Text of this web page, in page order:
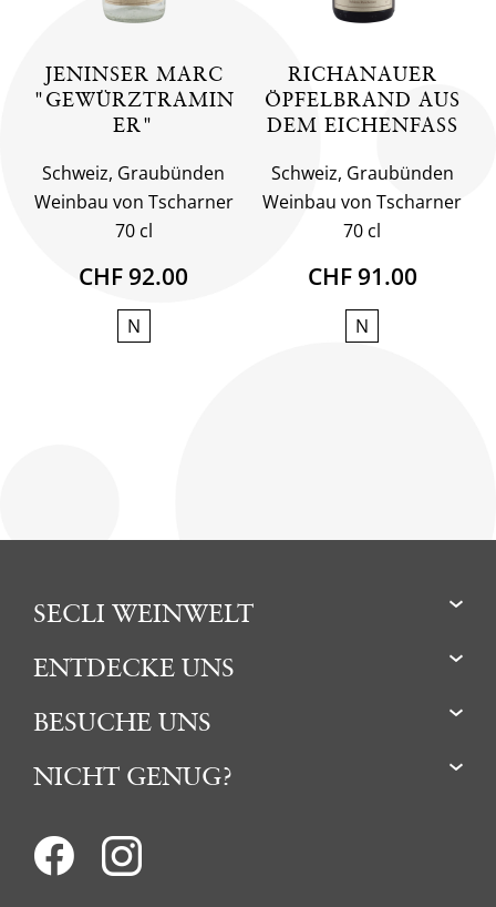
JENINSER MARC
"GEWÜRZTRAMIN
ER"
Schweiz, Graubünden
Weinbau von Tscharner
70 cl
CHF 92.00
N
RICHANAUER
ÖPFELBRAND AUS
DEM EICHENFASS
Schweiz, Graubünden
Weinbau von Tscharner
70 cl
CHF 91.00
N
SECLI WEINWELT
ENTDECKE UNS
BESUCHE UNS
NICHT GENUG?